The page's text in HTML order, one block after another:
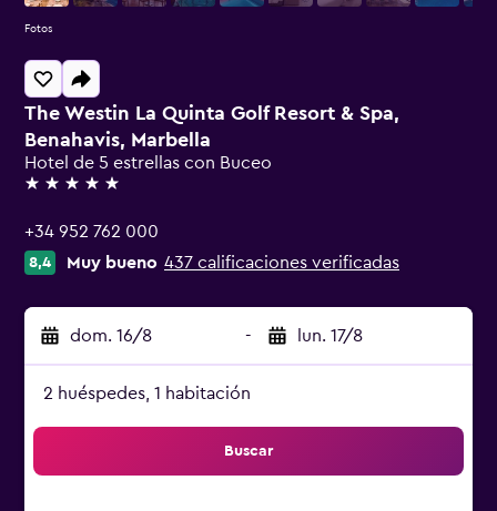
The Westin La Quinta Golf Resort & Spa,
Benahavis, Marbella
Hotel de 5 estrellas con Buceo
5 estrellas
+34 952 762 000
8,4 Muy bueno 437 calificaciones verificadas
dom. 16/8 - lun. 17/8
2 huéspedes, 1 habitación
Buscar
Fotos